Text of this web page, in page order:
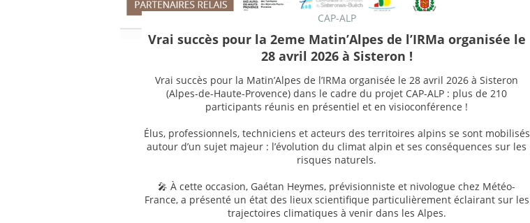
CAP-ALP
Vrai succès pour la 2eme Matin’Alpes de l’IRMa organisée le
28 avril 2026 à Sisteron !
Vrai succès pour la Matin’Alpes de l’IRMa organisée le 28 avril 2026 à Sisteron
(Alpes-de-Haute-Provence) dans le cadre du projet CAP-ALP : plus de 210
participants réunis en présentiel et en visioconférence !
Élus, professionnels, techniciens et acteurs des territoires alpins se sont mobilisés
autour d’un sujet majeur : l’évolution du climat alpin et ses conséquences sur les
risques naturels.
🎤 À cette occasion, Gaétan Heymes, prévisionniste et nivologue chez Météo-
France, a présenté un état des lieux scientifique particulièrement éclairant sur les
trajectoires climatiques à venir dans les Alpes.